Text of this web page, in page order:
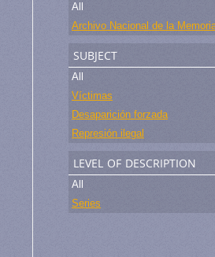
All
Archivo Nacional de la
subject
All
Víctimas
Desaparición forzada
Represión ilegal
level of description
All
Series